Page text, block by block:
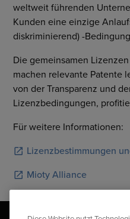
weltweit führenden
Kunden eine einzige
diskriminierend) -
Die gemeinsamen
machen relevante Patente
von der Transparenz und
Lizenzbedingungen,
Für weitere Informationen:
Lizenzbestimmungen
Mioty Alliance